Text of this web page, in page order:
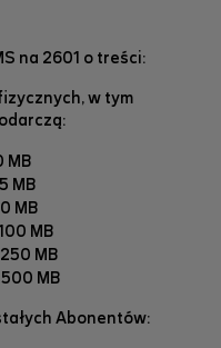
na 2601 o treści:
w tym
MB
MB
MB
MB
MB
MB
Abonentów: